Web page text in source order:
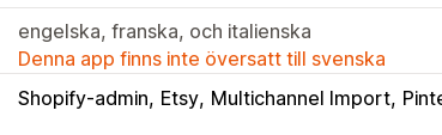
engelska, franska, och italienska
Denna app finns inte översatt till svenska
Shopify-admin Etsy Multichannel Import